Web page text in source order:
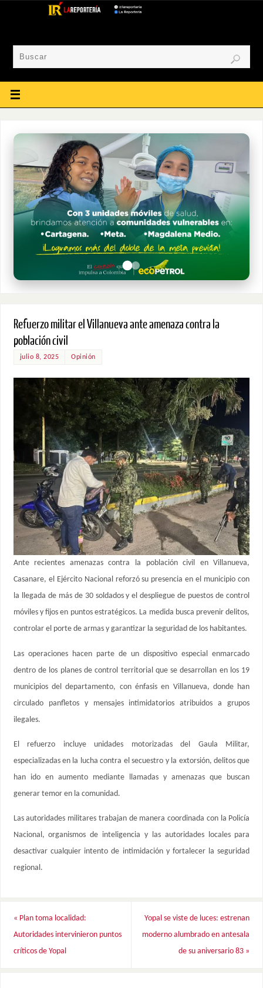
Refuerzo militar el Villanueva ante amenaza contra la
población civil
julio 8, 2025 Opinión
Ante recientes amenazas contra la población civil en Villanueva,
Casanare, el Ejército Nacional reforzó su presencia en el municipio con
la llegada de más de 30 soldados y el despliegue de puestos de control
móviles y fijos en puntos estratégicos. La medida busca prevenir delitos,
controlar el porte de armas y garantizar la seguridad de los habitantes.
Las operaciones hacen parte de un dispositivo especial enmarcado
dentro de los planes de control territorial que se desarrollan en los 19
municipios del departamento, con énfasis en Villanueva, donde han
circulado panfletos y mensajes intimidatorios atribuidos a grupos
ilegales.
El refuerzo incluye unidades motorizadas del Gaula Militar,
especializadas en la lucha contra el secuestro y la extorsión, delitos que
han ido en aumento mediante llamadas y amenazas que buscan
generar temor en la comunidad.
Las autoridades militares trabajan de manera coordinada con la Policía
Nacional, organismos de inteligencia y las autoridades locales para
desactivar cualquier intento de intimidación y fortalecer la seguridad
regional.
« Plan toma localidad:
Autoridades intervinieron puntos
críticos de Yopal
Yopal se viste de luces: estrenan
moderno alumbrado en antesala
de su aniversario 83 »